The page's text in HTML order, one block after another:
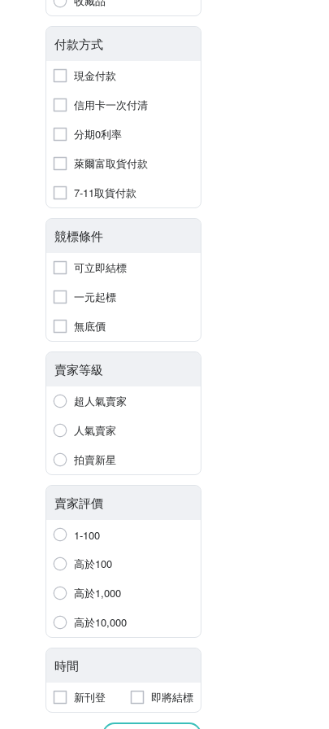
付款方式
現金付款
信用卡一次付清
分期0利率
萊爾富取貨付款
7-11取貨付款
競標條件
可立即結標
一元起標
無底價
賣家等級
超人氣賣家
人氣賣家
拍賣新星
賣家評價
1-100
高於100
高於1,000
高於10,000
時間
新刊登 即將結標